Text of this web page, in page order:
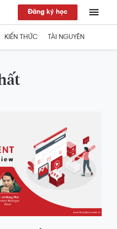
Đăng ký học
KIẾN THỨC TÀI NGUYÊN